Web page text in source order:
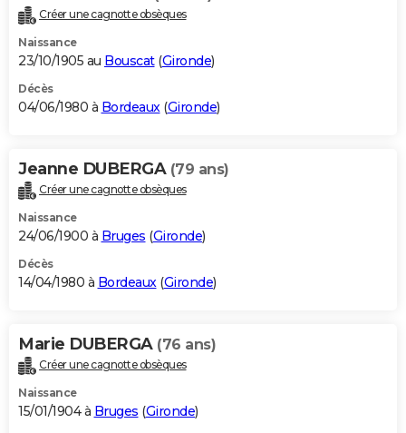
Créer une cagnotte obsèques
Naissance
23/10/1905 au Bouscat(Gironde)
Décès
04/06/1980 à Bordeaux(Gironde)
Jeanne DUBERGA (79 ans)
Créer une cagnotte obsèques
Naissance
24/06/1900 à Bruges (Gironde)
Décès
14/04/1980 à Bordeaux(Gironde)
Marie DUBERGA (76 ans)
Créer une cagnotte obsèques
Naissance
15/01/1904 à Bruges (Gironde)